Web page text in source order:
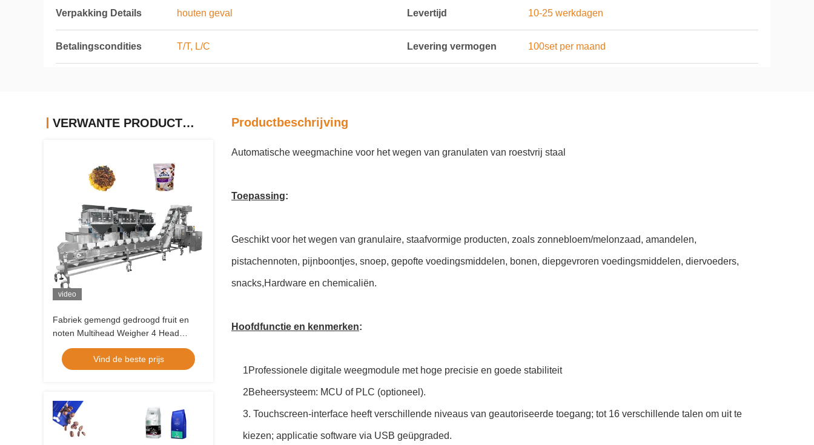
Verpakking Details houten geval Levertijd 10-25 werkdagen
Betalingscondities T/T, L/C Levering vermogen 100set per maand
VERWANTE PRODUCTEN
video
Fabriek gemengd gedroogd fruit en
noten Multihead Weigher 4 Head
Lineaire Weigher Vffs
verpakkingsmachine Zip Bag
verpakkingsmachine
Vind de beste prijs
Productbeschrijving
Automatische weegmachine voor het wegen van granulaten van roestvrij staal
Toepassing:
Geschikt voor het wegen van granulaire, staafvormige producten, zoals zonnebloem/melonzaad, amandelen,
pistachennoten, pijnboontjes, snoep, gepofte voedingsmiddelen, bonen, diepgevroren voedingsmiddelen, diervoeders,
snacks,Hardware en chemicaliën.
Hoofdfunctie en kenmerken:
1Professionele digitale weegmodule met hoge precisie en goede stabiliteit
2Beheersysteem: MCU of PLC (optioneel).
3. Touchscreen-interface heeft verschillende niveaus van geautoriseerde toegang; tot 16 verschillende talen om uit te
kiezen; applicatie software via USB geüpgraded.